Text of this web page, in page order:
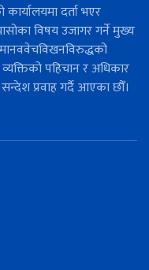
कार्यालयमा दर्ता भएर
विषय उजागर गर्ने मुख्य
मानववेचविखनविरुद्धको
पहिचान र अधिकार
प्रवाह गर्दै आएका छौँ।